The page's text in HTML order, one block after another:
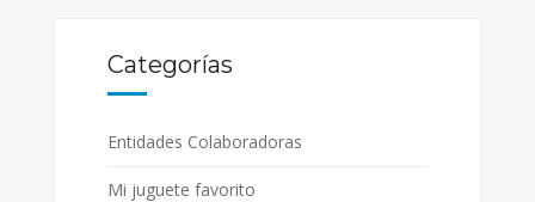
Categorías
Entidades Colaboradoras
Mi juguete favorito